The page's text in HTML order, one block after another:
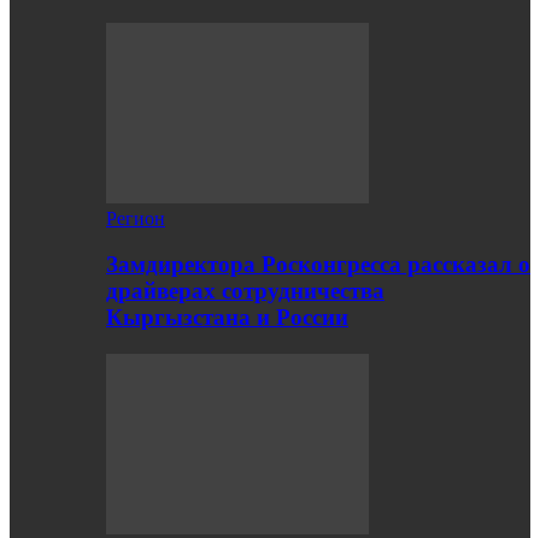
Регион
Замдиректора Росконгресса рассказал о
драйверах сотрудничества
Кыргызстана и России